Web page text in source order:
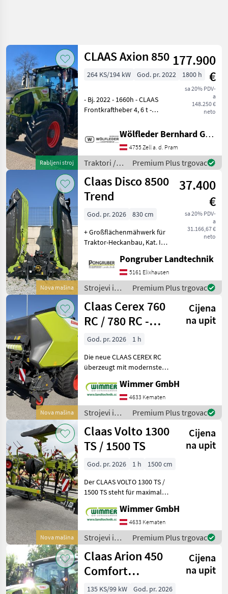
Rabljeni stroj
CLAAS Axion 850 177.900
€
sa 20% PDV-
a
148.250 €
neto
264 KS/194 kW God. pr. 2022 1800 h
- Bj. 2022 - 1660h - CLAAS
Frontkraftheber 4, 6 t -
Außenbetätigung für
Frontkraftheber und
Steuergerät vorne - CEBIS
Bedienterminal mit To
Wölfleder Bernhard GmbH
4755 Zell a. d. Pram
Traktori /
Claas
Premium Plus trgovac
Nova mašina
Claas Disco 8500
Trend
37.400
€
sa 20% PDV-
a
31.166,67 €
neto
God. pr. 2026
830 cm
+ Großflächenmähwerk für
Traktor-Heckanbau, Kat. III
Hauptrahmen
schwerpunktoptimiert
durch schräg nach hinten
angeordnete Ausleger + Ni
Pongruber Landtechnik
5161 Elixhausen
Strojevi i
oprema za
travu i
baliranje /
Claas
Premium Plus trgovac
Nova mašina
Claas Cerex 760
RC / 780 RC -
Rundballenpresse
Cijena
na upit
God. pr. 2026
1 h
Die neue CLAAS CEREX RC
überzeugt mit modernster
Durchsatzleistung und
erstklassiger Ballenqualität.
Die leistungsstarke
MULTIFLOW HD Pickup, d
Wimmer GmbH
4633 Kematen
Strojevi i
oprema za
travu i
baliranje /
Claas
Premium Plus trgovac
Nova mašina
Claas Volto 1300
TS / 1500 TS
Cijena
na upit
God. pr. 2026 1 h
1500 cm
Der CLAAS VOLTO 1300 TS /
1500 TS steht für maximale
Futterverteilung und
höchste Effizienz in der
Grünlandernte. Mit seiner
großen Arbeitsbrei
Wimmer GmbH
4633 Kematen
Strojevi i
oprema za
travu i
baliranje /
Claas
Premium Plus trgovac
Claas Arion 450
Comfort
Vorführer
Cijena
na upit
135 KS/99 kW
God. pr. 2026